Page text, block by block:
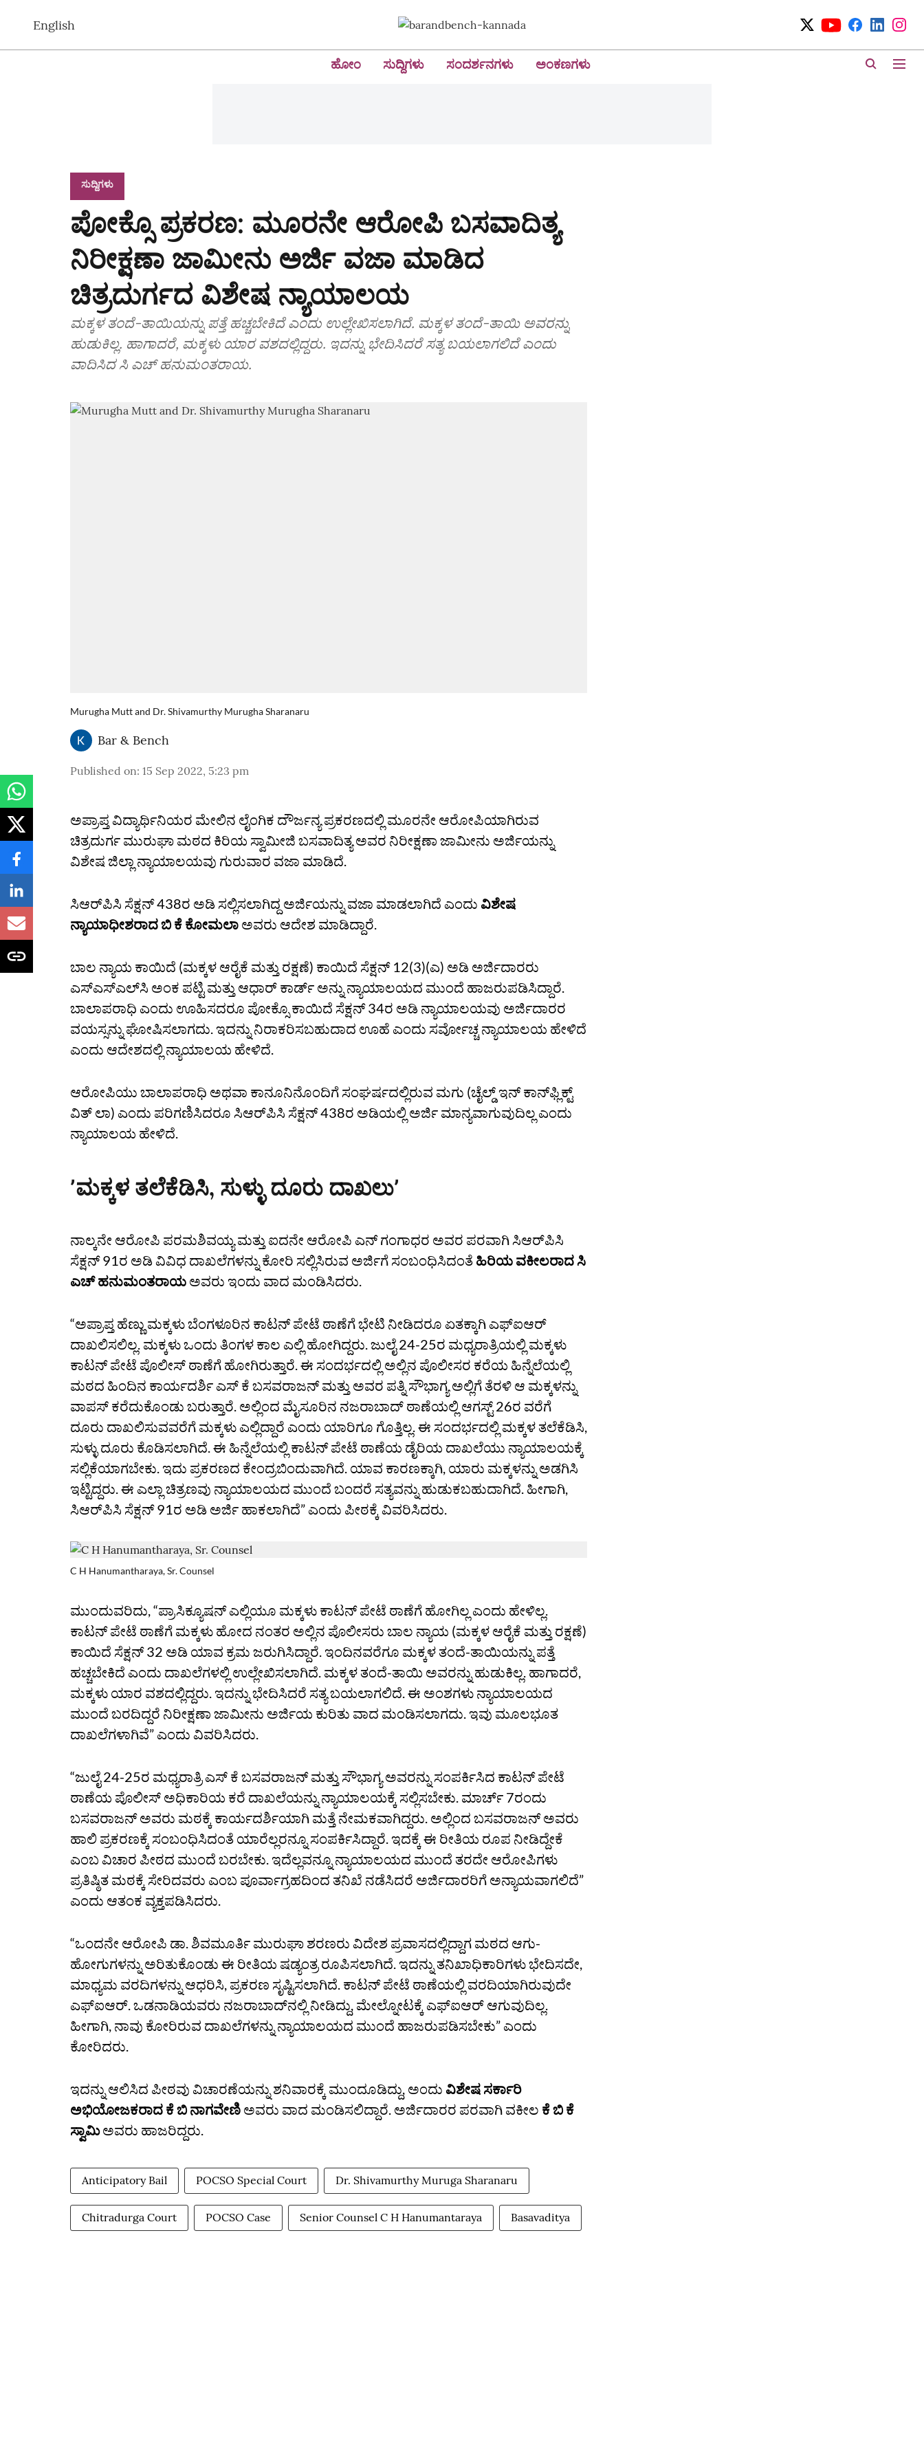
English
ಹೋಂ ಸುದ್ದಿಗಳು ಸಂದರ್ಶನಗಳು ಅಂಕಣಗಳು
ಸುದ್ದಿಗಳು
ಪೋಕ್ಸೊ ಪ್ರಕರಣ: ಮೂರನೇ ಆರೋಪಿ ಬಸವಾದಿತ್ಯ
ನಿರೀಕ್ಷಣಾ ಜಾಮೀನು ಅರ್ಜಿ ವಜಾ ಮಾಡಿದ
ಚಿತ್ರದುರ್ಗದ ವಿಶೇಷ ನ್ಯಾಯಾಲಯ
ಮಕ್ಕಳ ತಂದೆ-ತಾಯಿಯನ್ನು ಪತ್ತೆ ಹಚ್ಚಬೇಕಿದೆ ಎಂದು ಉಲ್ಲೇಖಿಸಲಾಗಿದೆ. ಮಕ್ಕಳ ತಂದೆ-ತಾಯಿ ಅವರನ್ನು
ಹುಡುಕಿಲ್ಲ. ಹಾಗಾದರೆ, ಮಕ್ಕಳು ಯಾರ ವಶದಲ್ಲಿದ್ದರು. ಇದನ್ನು ಭೇದಿಸಿದರೆ ಸತ್ಯ ಬಯಲಾಗಲಿದೆ ಎಂದು
ವಾದಿಸಿದ ಸಿ ಎಚ್‌ ಹನುಮಂತರಾಯ.
Murugha Mutt and Dr. Shivamurthy Murugha Sharanaru
Bar & Bench
Published on: 15 Sep 2022, 5:23 pm
ಅಪ್ರಾಪ್ತ ವಿದ್ಯಾರ್ಥಿನಿಯರ ಮೇಲಿನ ಲೈಂಗಿಕ ದೌರ್ಜನ್ಯ ಪ್ರಕರಣದಲ್ಲಿ ಮೂರನೇ ಆರೋಪಿಯಾಗಿರುವ
ಚಿತ್ರದುರ್ಗ ಮುರುಘಾ ಮಠದ ಕಿರಿಯ ಸ್ವಾಮೀಜಿ ಬಸವಾದಿತ್ಯ ಅವರ ನಿರೀಕ್ಷಣಾ ಜಾಮೀನು ಅರ್ಜಿಯನ್ನು
ವಿಶೇಷ ಜಿಲ್ಲಾ ನ್ಯಾಯಾಲಯವು ಗುರುವಾರ ವಜಾ ಮಾಡಿದೆ.
ಸಿಆರ್‌ಪಿಸಿ ಸೆಕ್ಷನ್‌ 438ರ ಅಡಿ ಸಲ್ಲಿಸಲಾಗಿದ್ದ ಅರ್ಜಿಯನ್ನು ವಜಾ ಮಾಡಲಾಗಿದೆ ಎಂದು ವಿಶೇಷ
ನ್ಯಾಯಾಧೀಶರಾದ ಬಿ ಕೆ ಕೋಮಲಾ ಅವರು ಆದೇಶ ಮಾಡಿದ್ದಾರೆ.
ಬಾಲ ನ್ಯಾಯ ಕಾಯಿದೆ (ಮಕ್ಕಳ ಆರೈಕೆ ಮತ್ತು ರಕ್ಷಣೆ) ಕಾಯಿದೆ ಸೆಕ್ಷನ್‌ 12(3)(ಎ) ಅಡಿ ಅರ್ಜಿದಾರರು
ಎಸ್‌ಎಸ್‌ಎಲ್‌ಸಿ ಅಂಕ ಪಟ್ಟಿ ಮತ್ತು ಆಧಾರ್‌ ಕಾರ್ಡ್‌ ಅನ್ನು ನ್ಯಾಯಾಲಯದ ಮುಂದೆ ಹಾಜರುಪಡಿಸಿದ್ದಾರೆ.
ಬಾಲಾಪರಾಧಿ ಎಂದು ಊಹಿಸದರೂ ಪೋಕ್ಸೊ ಕಾಯಿದೆ ಸೆಕ್ಷನ್‌ 34ರ ಅಡಿ ನ್ಯಾಯಾಲಯವು ಅರ್ಜಿದಾರರ
ವಯಸ್ಸನ್ನು ಘೋಷಿಸಲಾಗದು. ಇದನ್ನು ನಿರಾಕರಿಸಬಹುದಾದ ಊಹೆ ಎಂದು ಸರ್ವೋಚ್ಚ ನ್ಯಾಯಾಲಯ ಹೇಳಿದೆ
ಎಂದು ಆದೇಶದಲ್ಲಿ ನ್ಯಾಯಾಲಯ ಹೇಳಿದೆ.
ಆರೋಪಿಯು ಬಾಲಾಪರಾಧಿ ಅಥವಾ ಕಾನೂನಿನೊಂದಿಗೆ ಸಂಘರ್ಷದಲ್ಲಿರುವ ಮಗು (ಚೈಲ್ಡ್‌ ಇನ್‌ ಕಾನ್‌ಫ್ಲಿಕ್ಟ್‌
ವಿತ್‌ ಲಾ) ಎಂದು ಪರಿಗಣಿಸಿದರೂ ಸಿಆರ್‌ಪಿಸಿ ಸೆಕ್ಷನ್ 438ರ ಅಡಿಯಲ್ಲಿ ಅರ್ಜಿ ಮಾನ್ಯವಾಗುವುದಿಲ್ಲ ಎಂದು
ನ್ಯಾಯಾಲಯ ಹೇಳಿದೆ.
ʼಮಕ್ಕಳ ತಲೆಕೆಡಿಸಿ, ಸುಳ್ಳು ದೂರು ದಾಖಲುʼ
ನಾಲ್ಕನೇ ಆರೋಪಿ ಪರಮಶಿವಯ್ಯ ಮತ್ತು ಐದನೇ ಆರೋಪಿ ಎನ್‌ ಗಂಗಾಧರ ಅವರ ಪರವಾಗಿ ಸಿಆರ್‌ಪಿಸಿ
ಸೆಕ್ಷನ್‌ 91ರ ಅಡಿ ವಿವಿಧ ದಾಖಲೆಗಳನ್ನು ಕೋರಿ ಸಲ್ಲಿಸಿರುವ ಅರ್ಜಿಗೆ ಸಂಬಂಧಿಸಿದಂತೆ ಹಿರಿಯ ವಕೀಲರಾದ ಸಿ
ಎಚ್‌ ಹನುಮಂತರಾಯ ಅವರು ಇಂದು ವಾದ ಮಂಡಿಸಿದರು.
“ಅಪ್ರಾಪ್ತ ಹೆಣ್ಣು ಮಕ್ಕಳು ಬೆಂಗಳೂರಿನ ಕಾಟನ್‌ ಪೇಟೆ ಠಾಣೆಗೆ ಭೇಟಿ ನೀಡಿದರೂ ಏತಕ್ಕಾಗಿ ಎಫ್‌ಐಆರ್‌
ದಾಖಲಿಸಲಿಲ್ಲ. ಮಕ್ಕಳು ಒಂದು ತಿಂಗಳ ಕಾಲ ಎಲ್ಲಿ ಹೋಗಿದ್ದರು. ಜುಲೈ 24-25ರ ಮಧ್ಯರಾತ್ರಿಯಲ್ಲಿ ಮಕ್ಕಳು
ಕಾಟನ್‌ ಪೇಟೆ ಪೊಲೀಸ್‌ ಠಾಣೆಗೆ ಹೋಗಿರುತ್ತಾರೆ. ಈ ಸಂದರ್ಭದಲ್ಲಿ ಅಲ್ಲಿನ ಪೊಲೀಸರ ಕರೆಯ ಹಿನ್ನೆಲೆಯಲ್ಲಿ
ಮಠದ ಹಿಂದಿನ ಕಾರ್ಯದರ್ಶಿ ಎಸ್‌ ಕೆ ಬಸವರಾಜನ್‌ ಮತ್ತು ಅವರ ಪತ್ನಿ ಸೌಭಾಗ್ಯ ಅಲ್ಲಿಗೆ ತೆರಳಿ ಆ ಮಕ್ಕಳನ್ನು
ವಾಪಸ್‌ ಕರೆದುಕೊಂಡು ಬರುತ್ತಾರೆ. ಅಲ್ಲಿಂದ ಮೈಸೂರಿನ ನಜರಾಬಾದ್‌ ಠಾಣೆಯಲ್ಲಿ ಆಗಸ್ಟ್‌ 26ರ ವರೆಗೆ
ದೂರು ದಾಖಲಿಸುವವರೆಗೆ ಮಕ್ಕಳು ಎಲ್ಲಿದ್ದಾರೆ ಎಂದು ಯಾರಿಗೂ ಗೊತ್ತಿಲ್ಲ. ಈ ಸಂದರ್ಭದಲ್ಲಿ ಮಕ್ಕಳ ತಲೆಕೆಡಿಸಿ,
ಸುಳ್ಳು ದೂರು ಕೊಡಿಸಲಾಗಿದೆ. ಈ ಹಿನ್ನೆಲೆಯಲ್ಲಿ ಕಾಟನ್‌ ಪೇಟೆ ಠಾಣೆಯ ಡೈರಿಯ ದಾಖಲೆಯು ನ್ಯಾಯಾಲಯಕ್ಕೆ
ಸಲ್ಲಿಕೆಯಾಗಬೇಕು. ಇದು ಪ್ರಕರಣದ ಕೇಂದ್ರಬಿಂದುವಾಗಿದೆ. ಯಾವ ಕಾರಣಕ್ಕಾಗಿ, ಯಾರು ಮಕ್ಕಳನ್ನು ಅಡಗಿಸಿ
ಇಟ್ಟಿದ್ದರು. ಈ ಎಲ್ಲಾ ಚಿತ್ರಣವು ನ್ಯಾಯಾಲಯದ ಮುಂದೆ ಬಂದರೆ ಸತ್ಯವನ್ನು ಹುಡುಕಬಹುದಾಗಿದೆ. ಹೀಗಾಗಿ,
ಸಿಆರ್‌ಪಿಸಿ ಸೆಕ್ಷನ್‌ 91ರ ಅಡಿ ಅರ್ಜಿ ಹಾಕಲಾಗಿದೆ” ಎಂದು ಪೀಠಕ್ಕೆ ವಿವರಿಸಿದರು.
C H Hanumantharaya, Sr. Counsel
ಮುಂದುವರಿದು, “ಪ್ರಾಸಿಕ್ಯೂಷನ್‌ ಎಲ್ಲಿಯೂ ಮಕ್ಕಳು ಕಾಟನ್‌ ಪೇಟೆ ಠಾಣೆಗೆ ಹೋಗಿಲ್ಲ ಎಂದು ಹೇಳಿಲ್ಲ.
ಕಾಟನ್‌ ಪೇಟೆ ಠಾಣೆಗೆ ಮಕ್ಕಳು ಹೋದ ನಂತರ ಅಲ್ಲಿನ ಪೊಲೀಸರು ಬಾಲ ನ್ಯಾಯ (ಮಕ್ಕಳ ಆರೈಕೆ ಮತ್ತು ರಕ್ಷಣೆ)
ಕಾಯಿದೆ ಸೆಕ್ಷನ್‌ 32 ಅಡಿ ಯಾವ ಕ್ರಮ ಜರುಗಿಸಿದ್ದಾರೆ. ಇಂದಿನವರೆಗೂ ಮಕ್ಕಳ ತಂದೆ-ತಾಯಿಯನ್ನು ಪತ್ತೆ
ಹಚ್ಚಬೇಕಿದೆ ಎಂದು ದಾಖಲೆಗಳಲ್ಲಿ ಉಲ್ಲೇಖಿಸಲಾಗಿದೆ. ಮಕ್ಕಳ ತಂದೆ-ತಾಯಿ ಅವರನ್ನು ಹುಡುಕಿಲ್ಲ. ಹಾಗಾದರೆ,
ಮಕ್ಕಳು ಯಾರ ವಶದಲ್ಲಿದ್ದರು. ಇದನ್ನು ಭೇದಿಸಿದರೆ ಸತ್ಯ ಬಯಲಾಗಲಿದೆ. ಈ ಅಂಶಗಳು ನ್ಯಾಯಾಲಯದ
ಮುಂದೆ ಬರದಿದ್ದರೆ ನಿರೀಕ್ಷಣಾ ಜಾಮೀನು ಅರ್ಜಿಯ ಕುರಿತು ವಾದ ಮಂಡಿಸಲಾಗದು. ಇವು ಮೂಲಭೂತ
ದಾಖಲೆಗಳಾಗಿವೆ” ಎಂದು ವಿವರಿಸಿದರು.
“ಜುಲೈ 24-25ರ ಮಧ್ಯರಾತ್ರಿ ಎಸ್‌ ಕೆ ಬಸವರಾಜನ್‌ ಮತ್ತು ಸೌಭಾಗ್ಯ ಅವರನ್ನು ಸಂಪರ್ಕಿಸಿದ ಕಾಟನ್‌ ಪೇಟೆ
ಠಾಣೆಯ ಪೊಲೀಸ್‌ ಅಧಿಕಾರಿಯ ಕರೆ ದಾಖಲೆಯನ್ನು ನ್ಯಾಯಾಲಯಕ್ಕೆ ಸಲ್ಲಿಸಬೇಕು. ಮಾರ್ಚ್‌ 7ರಂದು
ಬಸವರಾಜನ್‌ ಅವರು ಮಠಕ್ಕೆ ಕಾರ್ಯದರ್ಶಿಯಾಗಿ ಮತ್ತೆ ನೇಮಕವಾಗಿದ್ದರು. ಅಲ್ಲಿಂದ ಬಸವರಾಜನ್‌ ಅವರು
ಹಾಲಿ ಪ್ರಕರಣಕ್ಕೆ ಸಂಬಂಧಿಸಿದಂತೆ ಯಾರೆಲ್ಲರನ್ನೂ ಸಂಪರ್ಕಿಸಿದ್ದಾರೆ. ಇದಕ್ಕೆ ಈ ರೀತಿಯ ರೂಪ ನೀಡಿದ್ದೇಕೆ
ಎಂಬ ವಿಚಾರ ಪೀಠದ ಮುಂದೆ ಬರಬೇಕು. ಇದೆಲ್ಲವನ್ನೂ ನ್ಯಾಯಾಲಯದ ಮುಂದೆ ತರದೇ ಆರೋಪಿಗಳು
ಪ್ರತಿಷ್ಠಿತ ಮಠಕ್ಕೆ ಸೇರಿದವರು ಎಂಬ ಪೂರ್ವಾಗ್ರಹದಿಂದ ತನಿಖೆ ನಡೆಸಿದರೆ ಅರ್ಜಿದಾರರಿಗೆ ಅನ್ಯಾಯವಾಗಲಿದೆ”
ಎಂದು ಆತಂಕ ವ್ಯಕ್ತಪಡಿಸಿದರು.
“ಒಂದನೇ ಆರೋಪಿ ಡಾ. ಶಿವಮೂರ್ತಿ ಮುರುಘಾ ಶರಣರು ವಿದೇಶ ಪ್ರವಾಸದಲ್ಲಿದ್ದಾಗ ಮಠದ ಆಗು-
ಹೋಗುಗಳನ್ನು ಅರಿತುಕೊಂಡು ಈ ರೀತಿಯ ಷಡ್ಯಂತ್ರ ರೂಪಿಸಲಾಗಿದೆ. ಇದನ್ನು ತನಿಖಾಧಿಕಾರಿಗಳು ಭೇದಿಸದೇ,
ಮಾಧ್ಯಮ ವರದಿಗಳನ್ನು ಆಧರಿಸಿ, ಪ್ರಕರಣ ಸೃಷ್ಟಿಸಲಾಗಿದೆ. ಕಾಟನ್‌ ಪೇಟೆ ಠಾಣೆಯಲ್ಲಿ ವರದಿಯಾಗಿರುವುದೇ
ಎಫ್‌ಐಆರ್‌. ಒಡನಾಡಿಯವರು ನಜರಾಬಾದ್‌ನಲ್ಲಿ ನೀಡಿದ್ದು, ಮೇಲ್ನೋಟಕ್ಕೆ ಎಫ್‌ಐಆರ್‌ ಆಗುವುದಿಲ್ಲ.
ಹೀಗಾಗಿ, ನಾವು ಕೋರಿರುವ ದಾಖಲೆಗಳನ್ನು ನ್ಯಾಯಾಲಯದ ಮುಂದೆ ಹಾಜರುಪಡಿಸಬೇಕು” ಎಂದು
ಕೋರಿದರು.
ಇದನ್ನು ಆಲಿಸಿದ ಪೀಠವು ವಿಚಾರಣೆಯನ್ನು ಶನಿವಾರಕ್ಕೆ ಮುಂದೂಡಿದ್ದು, ಅಂದು ವಿಶೇಷ ಸರ್ಕಾರಿ
ಅಭಿಯೋಜಕರಾದ ಕೆ ಬಿ ನಾಗವೇಣಿ ಅವರು ವಾದ ಮಂಡಿಸಲಿದ್ದಾರೆ. ಅರ್ಜಿದಾರರ ಪರವಾಗಿ ವಕೀಲ ಕೆ ಬಿ ಕೆ
ಸ್ವಾಮಿಅವರು ಹಾಜರಿದ್ದರು.
Anticipatory Bail POCSO Special Court Dr. Shivamurthy Muruga Sharanaru
Chitradurga Court POCSO Case Senior Counsel C H Hanumantaraya Basavaditya